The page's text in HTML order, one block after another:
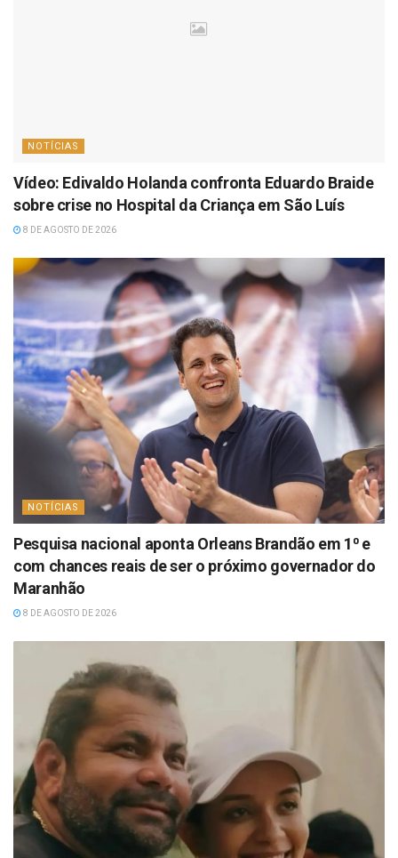
NOTÍCIAS
Vídeo: Edivaldo Holanda confronta Eduardo Braide
sobre crise no Hospital da Criança em São Luís
8 DE AGOSTO DE 2026
NOTÍCIAS
Pesquisa nacional aponta Orleans Brandão em 1⁰ e
com chances reais de ser o próximo governador do
Maranhão
8 DE AGOSTO DE 2026